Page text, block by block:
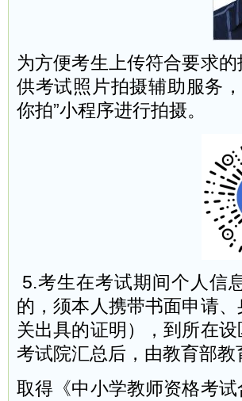
为方便考生上传符合要求
供考试照片拍摄辅助服务
你拍”小程序进行拍摄。
5.考生在考试期间个人信
的，须本人携带书面申请
关出具的证明），到所在
考试院汇总后，由教育部
取得《中小学教师资格考